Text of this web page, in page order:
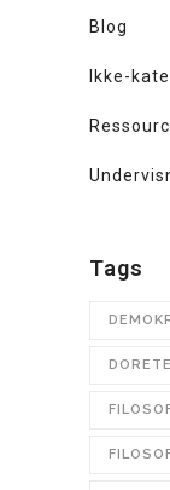
Blog
Ikke-
Tags